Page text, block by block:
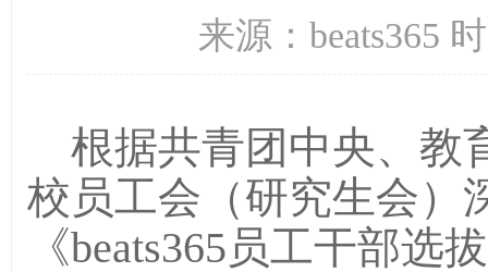
来源：beats365
根据共青团中央、教
校员工会（研究生会）
《beats365员工干部